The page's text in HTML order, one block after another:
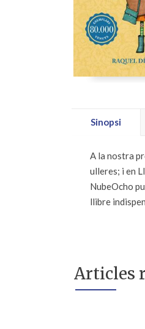
Sinopsi
A la nostra
ulleres; i en
NubeOcho
llibre
Articles